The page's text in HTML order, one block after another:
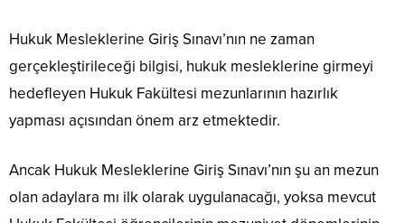
Hukuk Mesleklerine Giriş Sınavı’nın ne zaman
gerçekleştirileceği bilgisi, hukuk mesleklerine girmeyi
hedefleyen Hukuk Fakültesi mezunlarının hazırlık
yapması açısından önem arz etmektedir.
Ancak Hukuk Mesleklerine Giriş Sınavı’nın şu an mezun
olan adaylara mı ilk olarak uygulanacağı, yoksa mevcut